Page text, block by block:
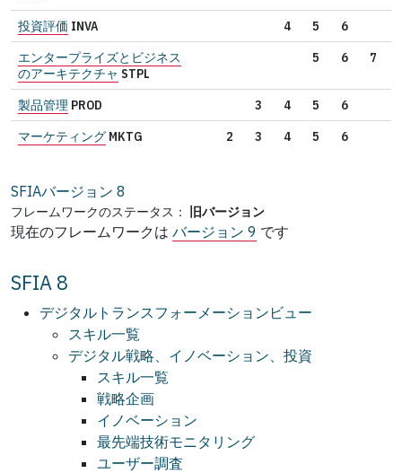
投資評価 INVA 4 5
6
エンタープライズとビジネス
のアーキテクチャ STPL
5 6 7
製品管理 PROD 3 4 5
6
マーケティング MKTG 2 3 4 5 6
SFIAバージョン 8
フレームワークのステータス： 旧バージョン
現在のフレームワークは バージョン 9 です
SFIA 8
デジタルトランスフォーメーションビュー
スキル一覧
デジタル戦略、イノベーション、投資
スキル一覧
戦略企画
イノベーション
最先端技術モニタリング
ユーザー調査